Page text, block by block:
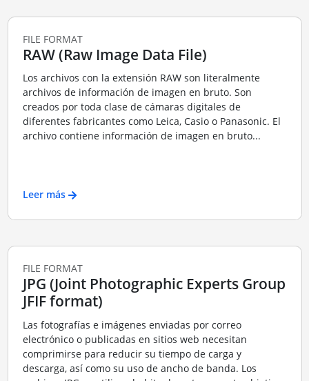
FILE FORMAT
RAW (Raw Image Data File)
Los archivos con la extensión RAW son literalmente
archivos de información de imagen en bruto. Son
creados por toda clase de cámaras digitales de
diferentes fabricantes como Leica, Casio o Panasonic. El
archivo contiene información de imagen en bruto...
Leer más
FILE FORMAT
JPG (Joint Photographic Experts Group
JFIF format)
Las fotografías e imágenes enviadas por correo
electrónico o publicadas en sitios web necesitan
comprimirse para reducir su tiempo de carga y
descarga, así como su uso de ancho de banda. Los